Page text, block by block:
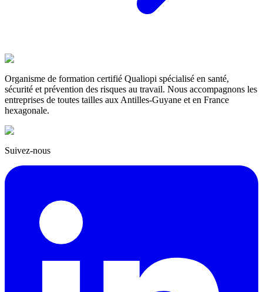
Organisme de formation certifié Qualiopi spécialisé en santé,
sécurité et prévention des risques au travail. Nous accompagnons les
entreprises de toutes tailles aux Antilles-Guyane et en France
hexagonale.
Suivez-nous